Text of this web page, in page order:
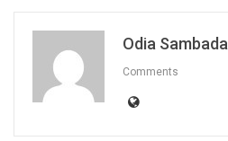
Odia Sambada
Comments